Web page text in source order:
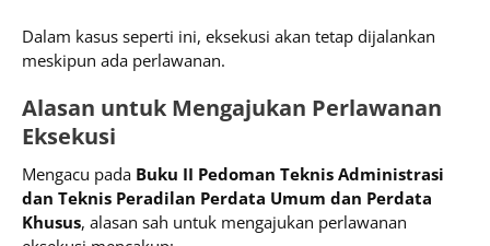
Dalam kasus seperti ini, eksekusi akan tetap dijalankan
meskipun ada perlawanan.
Alasan untuk Mengajukan Perlawanan
Eksekusi
Mengacu pada Buku II Pedoman Teknis Administrasi
dan Teknis Peradilan Perdata Umum dan Perdata
Khusus, alasan sah untuk mengajukan perlawanan